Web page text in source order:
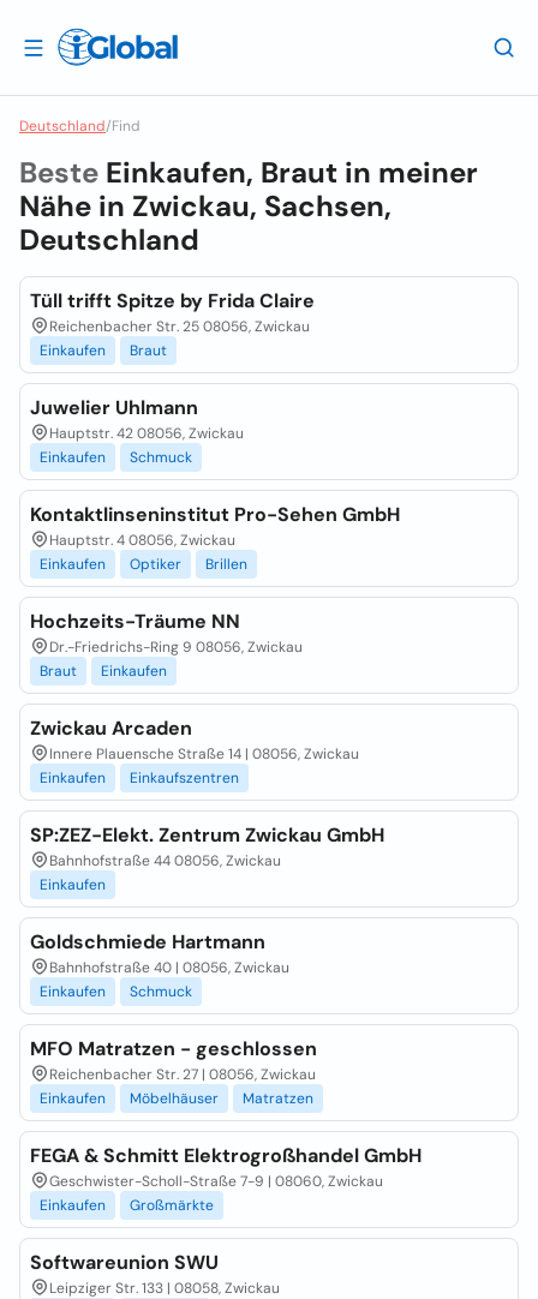
Deutschland/Find
Beste Einkaufen, Braut in meiner
Nähe in Zwickau, Sachsen,
Deutschland
Tüll trifft Spitze by Frida Claire
Reichenbacher Str. 25 08056, Zwickau
Einkaufen
Braut
Juwelier Uhlmann
Hauptstr. 42 08056, Zwickau
Einkaufen
Schmuck
Kontaktlinseninstitut Pro-Sehen GmbH
Hauptstr. 4 08056, Zwickau
Einkaufen
Optiker Brillen
Hochzeits-Träume NN
Dr.-Friedrichs-Ring 9 08056, Zwickau
Braut
Einkaufen
Zwickau Arcaden
Innere Plauensche Straße 14 | 08056, Zwickau
Einkaufen
Einkaufszentren
SP:ZEZ-Elekt. Zentrum Zwickau GmbH
Bahnhofstraße 44 08056, Zwickau
Einkaufen
Goldschmiede Hartmann
Bahnhofstraße 40 | 08056, Zwickau
Einkaufen
Schmuck
MFO Matratzen - geschlossen
Reichenbacher Str. 27 | 08056, Zwickau
Einkaufen
Möbelhäuser Matratzen
FEGA & Schmitt Elektrogroßhandel GmbH
Geschwister-Scholl-Straße 7-9 | 08060, Zwickau
Einkaufen
Großmärkte
Softwareunion SWU
Leipziger Str. 133 | 08058, Zwickau